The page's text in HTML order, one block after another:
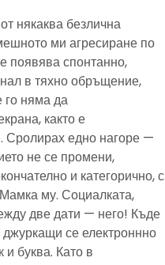
някаква безлична
ми агресиране по
появява спонтанно,
в тяхно обръщение,
го няма да
както е
Сролирах едно нагоре —
не се промени,
и категорично, с
му. Социалката,
две дати — него! Къде
джуркащи се електроннно
буква. Като в